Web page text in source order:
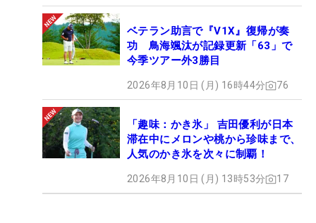
ベテラン助言で『V1X』復帰が奏
功 鳥海颯汰が記録更新「63」で
今季ツアー外3勝目
2026年8月10日 (月) 16時44分 76
「趣味：かき氷」 吉田優利が日本
滞在中にメロンや桃から珍味まで、
人気のかき氷を次々に制覇！
2026年8月10日 (月) 13時53分 17